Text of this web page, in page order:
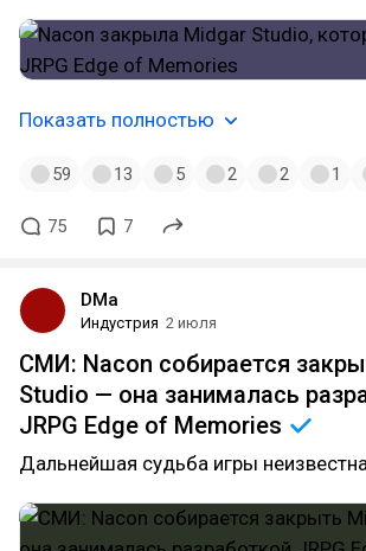
Показать полностью
59 13 5 2 2 1
75 7
DMa
Индустрия 2 июля
СМИ: Nacon собирается
Studio — она занималась
JRPG Edge of Memories
Дальнейшая судьба игры